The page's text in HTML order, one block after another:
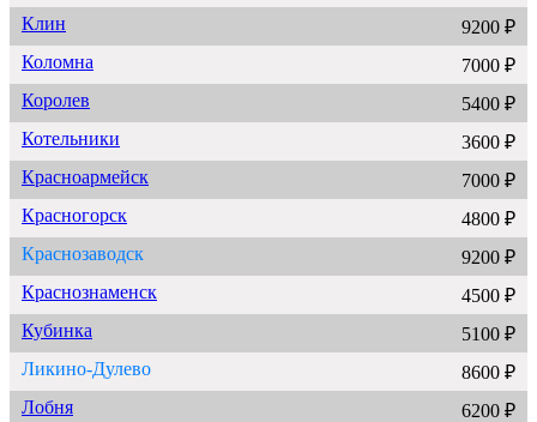
Клин
9200 ₽
Коломна
7000 ₽
Королев
5400 ₽
Котельники
3600 ₽
Красноармейск
7000 ₽
Красногорск
4800 ₽
Краснозаводск
9200 ₽
Краснознаменск
4500 ₽
Кубинка
5100 ₽
Ликино-Дулево
8600 ₽
Лобня
6200 ₽